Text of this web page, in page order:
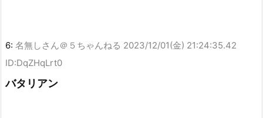
6: 名無しさん＠５ちゃんねる 2023/12/01(金) 21:24:35.42
ID:DqZHqLrt0
バタリアン